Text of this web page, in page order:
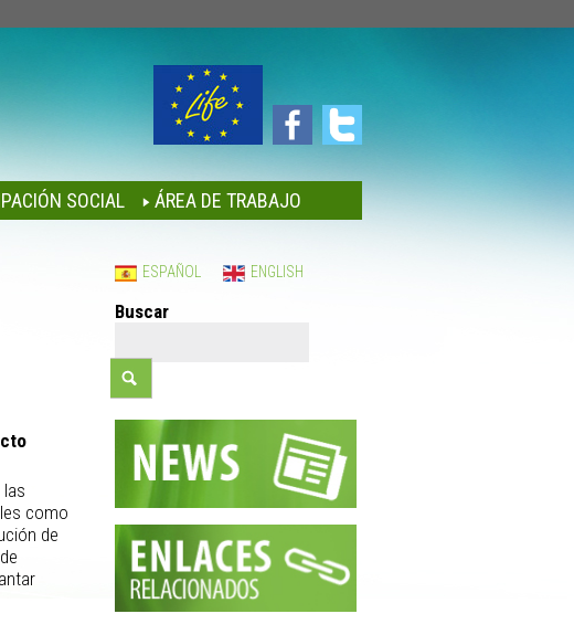
SOCIAL ÁREA DE TRABAJO
como
de
ESPAÑOL ENGLISH
Buscar